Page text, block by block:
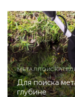
Для поиска
глубине